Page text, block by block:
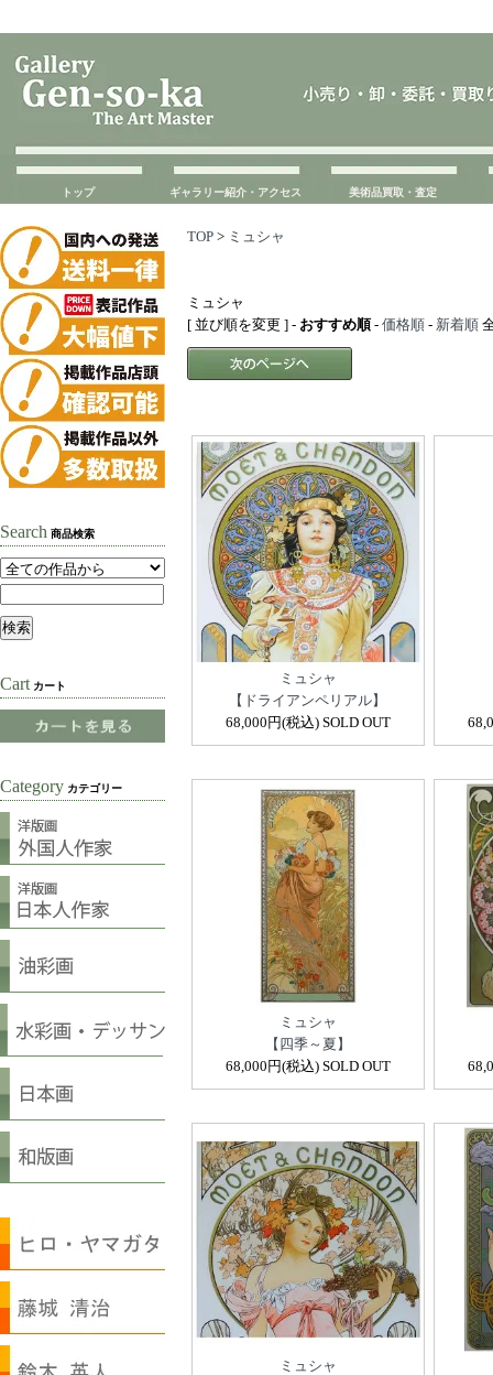
トップ ギャラリー紹介・アクセス 美術品買取・査定
TOP > ミュシャ
ミュシャ
[ 並び順を変更 ] - おすすめ順- 価格順 - 新着順
ミュシャ
【ドライアンペリアル】
68,000円(税込) SOLD OUT
ミュシャ
【四季～夏】
68,000円(税込) SOLD OUT
ミュシャ
Search 商品検索
Cart カート
Category カテゴリー